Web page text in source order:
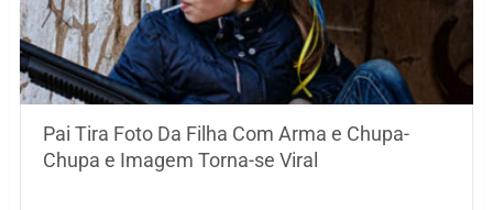
Pai Tira Foto Da Filha Com Arma e Chupa-
Chupa e Imagem Torna-se Viral